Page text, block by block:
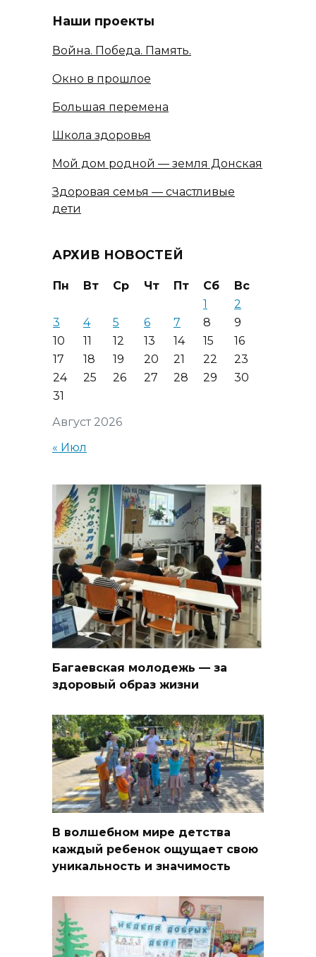
Наши проекты
Война. Победа. Память.
Окно в прошлое
Большая перемена
Школа здоровья
Мой дом родной — земля Донская
Здоровая семья — счастливые
дети
АРХИВ НОВОСТЕЙ
Август 2026
Пн Вт Ср Чт Пт Сб
Вс
1
2
3
4 5 6 7 8
9
10
11 12 13 14 15
16
17
18 19 20 21 22
23
24
25 26 27 28 29
30
31
« Июл
Багаевская молодежь — за
здоровый образ жизни
В волшебном мире детства
каждый ребенок ощущает свою
уникальность и значимость